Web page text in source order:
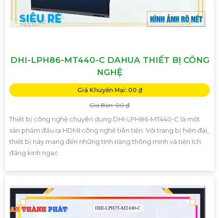
DHI-LPH86-MT440-C DAHUA THIẾT BỊ CÔNG
NGHỆ
Giá Khuyến Mại: 00 ₫
Giá Bán: 00 ₫
Thiết bị công nghệ chuyên dụng DHI-LPH86-MT440-C là một
sản phẩm đầu ra HDMI công nghệ tiên tiến. Với trang bị hiện đại,
thiết bị này mang đến những tính năng thông minh và tiện ích
đáng kinh ngạc